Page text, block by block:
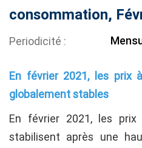
consommation,
Periodicité
En février 2021, les prix
globalement stables
En février 2021, les
stabilisent après une